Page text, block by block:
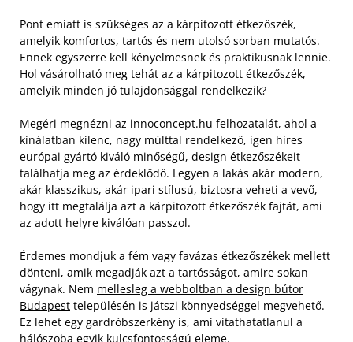
Pont emiatt is szükséges az a kárpitozott étkezőszék,
amelyik komfortos, tartós és nem utolsó sorban mutatós.
Ennek egyszerre kell kényelmesnek és praktikusnak lennie.
Hol vásárolható meg tehát az a kárpitozott étkezőszék,
amelyik minden jó tulajdonsággal rendelkezik?
Megéri megnézni az innoconcept.hu felhozatalát, ahol a
kínálatban kilenc, nagy múlttal rendelkező, igen híres
európai gyártó kiváló minőségű, design étkezőszékeit
találhatja meg az érdeklődő. Legyen a lakás akár modern,
akár klasszikus, akár ipari stílusú, biztosra veheti a vevő,
hogy itt megtalálja azt a kárpitozott étkezőszék fajtát, ami
az adott helyre kiválóan passzol.
Érdemes mondjuk a fém vagy favázas étkezőszékek mellett
dönteni, amik megadják azt a tartósságot, amire sokan
vágynak. Nem mellesleg a webboltban a design bútor
Budapest településén is játszi könnyedséggel megvehető.
Ez lehet egy gardróbszerkény is, ami vitathatatlanul a
hálószoba egyik kulcsfontosságú eleme.